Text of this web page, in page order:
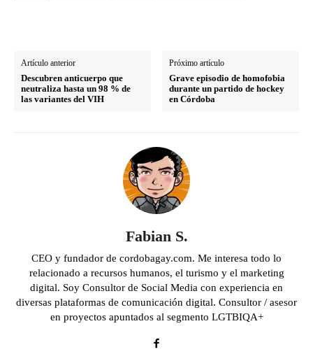
Artículo anterior
Descubren anticuerpo que
neutraliza hasta un 98 % de
las variantes del VIH
Próximo artículo
Grave episodio de homofobia
durante un partido de hockey
en Córdoba
Fabian S.
CEO y fundador de cordobagay.com. Me interesa todo lo
relacionado a recursos humanos, el turismo y el marketing
digital. Soy Consultor de Social Media con experiencia en
diversas plataformas de comunicación digital. Consultor / asesor
en proyectos apuntados al segmento LGTBIQA+